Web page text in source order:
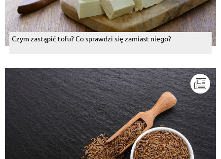
Czym zastąpić tofu? Co sprawdzi się zamiast niego?